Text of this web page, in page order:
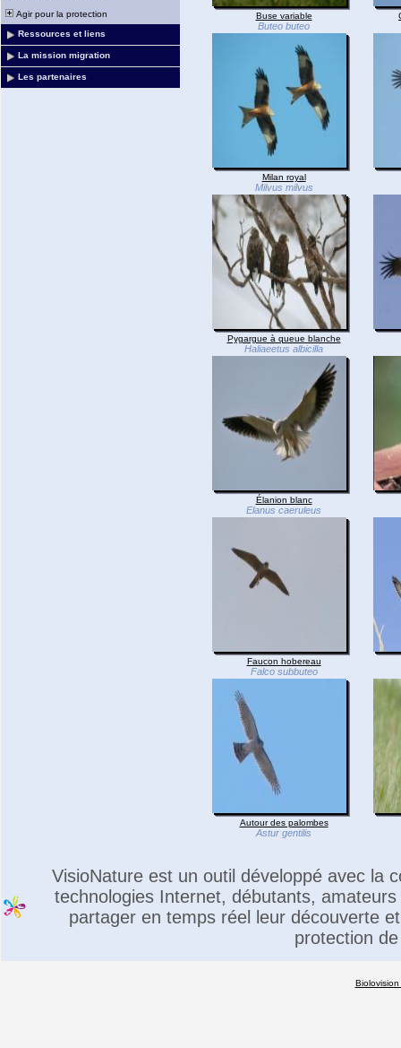
Agir pour la protection
Ressources et liens
La mission migration
Les partenaires
Buse variable
Buteo buteo
Milan royal
Milvus milvus
Pygargue à queue blanche
Haliaeetus albicilla
Élanion blanc
Elanus caeruleus
Faucon hobereau
Falco subbuteo
Autour des palombes
Astur gentilis
VisioNature est un outil développé avec la
technologies Internet, débutants,
partager en temps réel leur découverte
protection
Biolovision